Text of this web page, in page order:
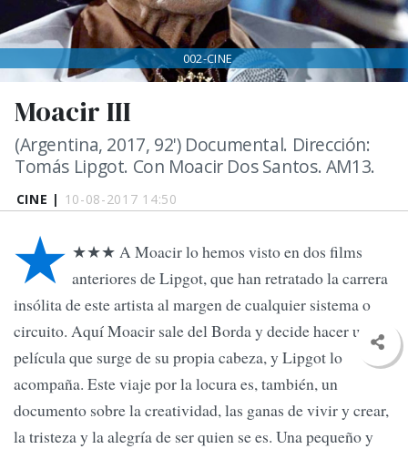
CINE | 10-08-2017 14:50
Moacir III
(Argentina, 2017, 92') Documental. Dirección:
Tomás Lipgot. Con Moacir Dos Santos. AM13.
002-CINE
★ ★★★ A Moacir lo hemos visto en dos films
anteriores de Lipgot, que han retratado la carrera
insólita de este artista al margen de cualquier sistema o
circuito. Aquí Moacir sale del Borda y decide hacer una
película que surge de su propia cabeza, y Lipgot lo
acompaña. Este viaje por la locura es, también, un
documento sobre la creatividad, las ganas de vivir y crear,
la tristeza y la alegría de ser quien se es. Una pequeño y